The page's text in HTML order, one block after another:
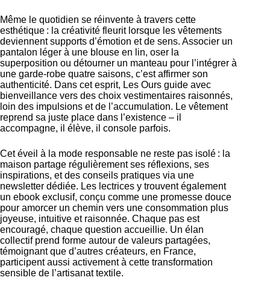
Même le quotidien se réinvente à travers cette
esthétique : la créativité fleurit lorsque les vêtements
deviennent supports d’émotion et de sens. Associer un
pantalon léger à une blouse en lin, oser la
superposition ou détourner un manteau pour l’intégrer à
une garde-robe quatre saisons, c’est affirmer son
authenticité. Dans cet esprit, Les Ours guide avec
bienveillance vers des choix vestimentaires raisonnés,
loin des impulsions et de l’accumulation. Le vêtement
reprend sa juste place dans l’existence – il
accompagne, il élève, il console parfois.
Cet éveil à la mode responsable ne reste pas isolé : la
maison partage régulièrement ses réflexions, ses
inspirations, et des conseils pratiques via une
newsletter dédiée. Les lectrices y trouvent également
un ebook exclusif, conçu comme une promesse douce
pour amorcer un chemin vers une consommation plus
joyeuse, intuitive et raisonnée. Chaque pas est
encouragé, chaque question accueillie. Un élan
collectif prend forme autour de valeurs partagées,
témoignant que d’autres créateurs, en France,
participent aussi activement à cette transformation
sensible de l’artisanat textile.